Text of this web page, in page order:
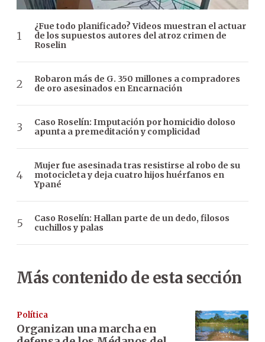
¿Fue todo planificado? Videos muestran el actuar
de los supuestos autores del atroz crimen de
Roselin
Robaron más de G. 350 millones a compradores
de oro asesinados en Encarnación
Caso Roselín: Imputación por homicidio doloso
apunta a premeditación y complicidad
Mujer fue asesinada tras resistirse al robo de su
motocicleta y deja cuatro hijos huérfanos en
Ypané
Caso Roselín: Hallan parte de un dedo, filosos
cuchillos y palas
Más contenido de esta sección
Política
Organizan una marcha en